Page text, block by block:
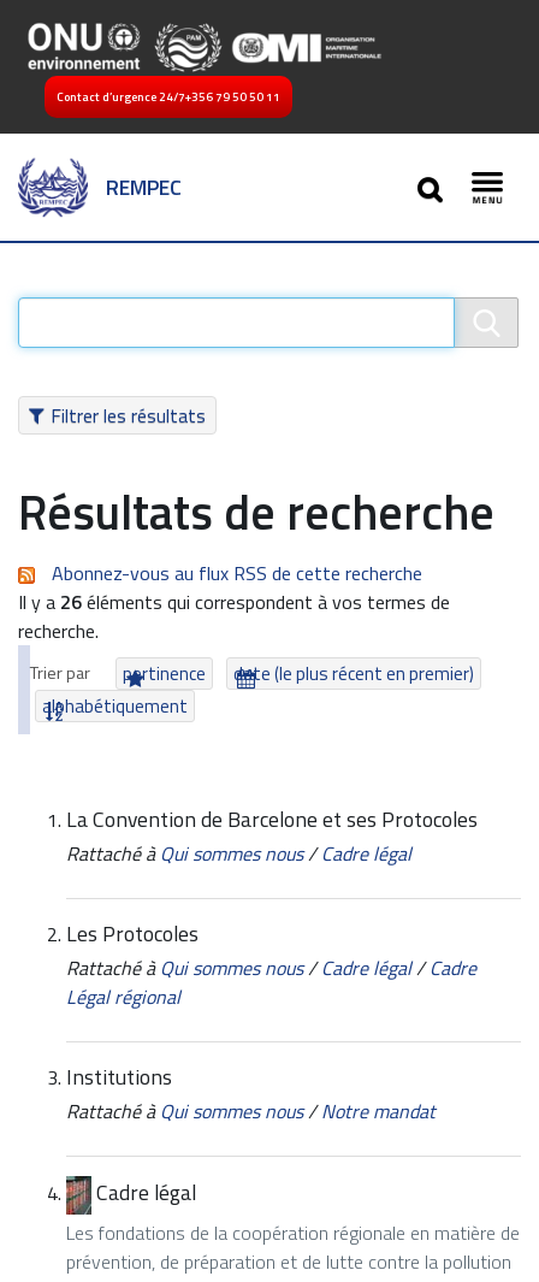
Contact d’urgence 24/7+356 79 50 50 11
REMPEC
SEARCH
Filtrer les résultats
Résultats de recherche
Abonnez-vous au flux RSS de cette recherche
Il y a 26éléments qui correspondent à vos termes de
recherche.
Trier par pertinence
date (le plus récent en premier)
alphabétiquement
La Convention de Barcelone et ses Protocoles
Rattaché à Qui sommes nous/Cadre légal
Les Protocoles
Rattaché à Qui sommes nous/Cadre légal/Cadre
Légal régional
Institutions
Rattaché à Qui sommes nous/Notre mandat
Cadre légal
Les fondations de la coopération régionale en matière de
prévention, de préparation et de lutte contre la pollution